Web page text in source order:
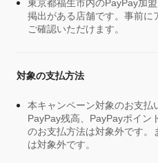
東京都福生市内のPayPay加
掲出がある店舗です。事前に
ご確認いただけます。
対象の支払方法
本キャンペーン対象のお支払
PayPay残高、PayPayポイン
のお支払方法は対象外です。
は対象外です。